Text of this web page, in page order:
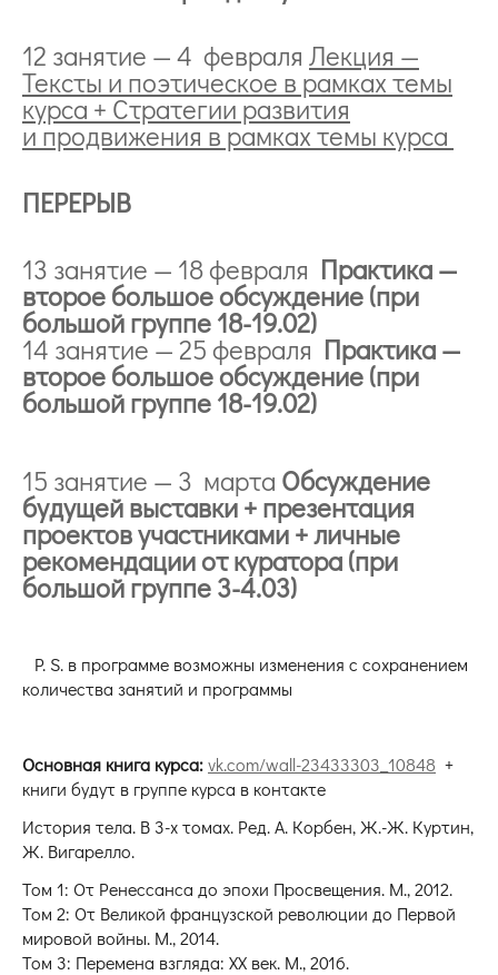
12 занятие — 4 февраля Лекция —
Тексты и поэтическое в рамках темы
курса + Стратегии развития
и продвижения в рамках темы курса
ПЕРЕРЫВ
13 занятие — 18 февраля Практика —
второе большое обсуждение (при
большой группе 18-19.02)
14 занятие — 25 февраля Практика —
второе большое обсуждение (при
большой группе 18-19.02)
15 занятие — 3 марта Обсуждение
будущей выставки + презентация
проектов участниками + личные
рекомендации от куратора (при
большой группе 3-4.03)
P. S. в программе возможны изменения с сохранением
количества занятий и программы
Основная книга курса:vk.com/wall-23433303_10848 +
книги будут в группе курса в контакте
История тела. В 3-х томах. Ред. А. Корбен, Ж.-Ж. Куртин,
Ж. Вигарелло.
Том 1: От Ренессанса до эпохи Просвещения. М., 2012.
Том 2: От Великой французской революции до Первой
мировой войны. М., 2014.
Том 3: Перемена взгляда: XX век. М., 2016.